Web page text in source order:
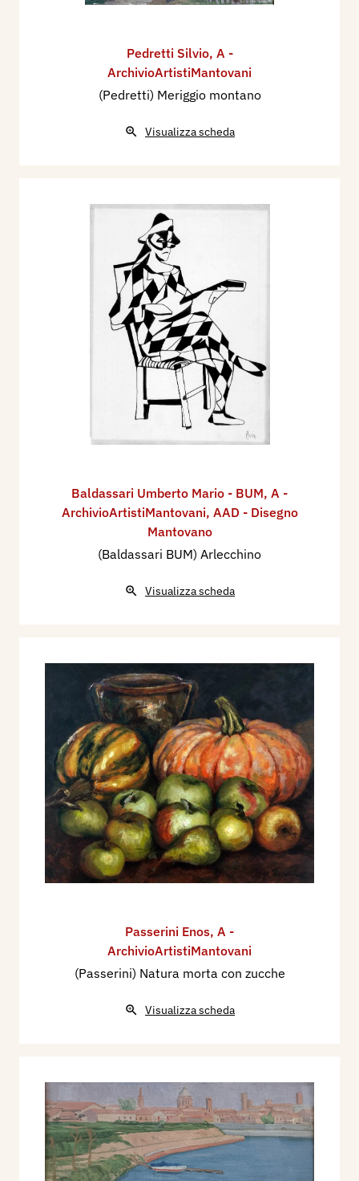
Pedretti Silvio, A -
ArchivioArtistiMantovani
(Pedretti) Meriggio montano
Visualizza scheda
Baldassari Umberto Mario - BUM, A -
ArchivioArtistiMantovani, AAD - Disegno
Mantovano
(Baldassari BUM) Arlecchino
Visualizza scheda
Passerini Enos, A -
ArchivioArtistiMantovani
(Passerini) Natura morta con zucche
Visualizza scheda